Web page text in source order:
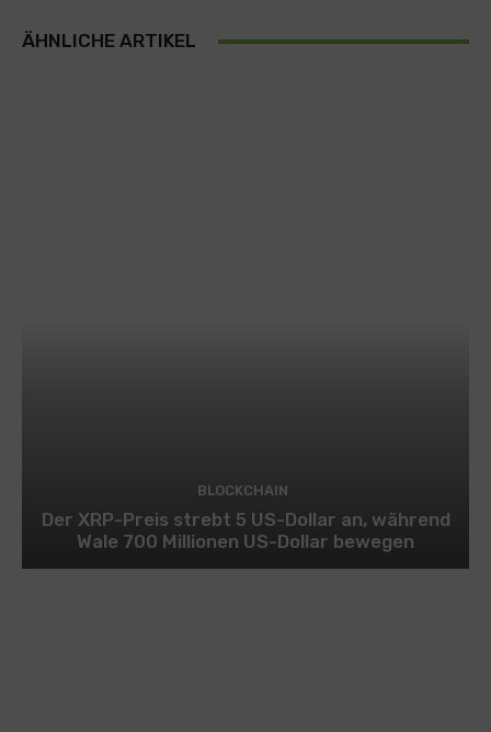
ÄHNLICHE ARTIKEL
BLOCKCHAIN
Der XRP-Preis strebt 5 US-Dollar an, während
Wale 700 Millionen US-Dollar bewegen